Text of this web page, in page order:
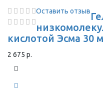
Оставить отзыв
кислотой Эсма 30
2 675 р.